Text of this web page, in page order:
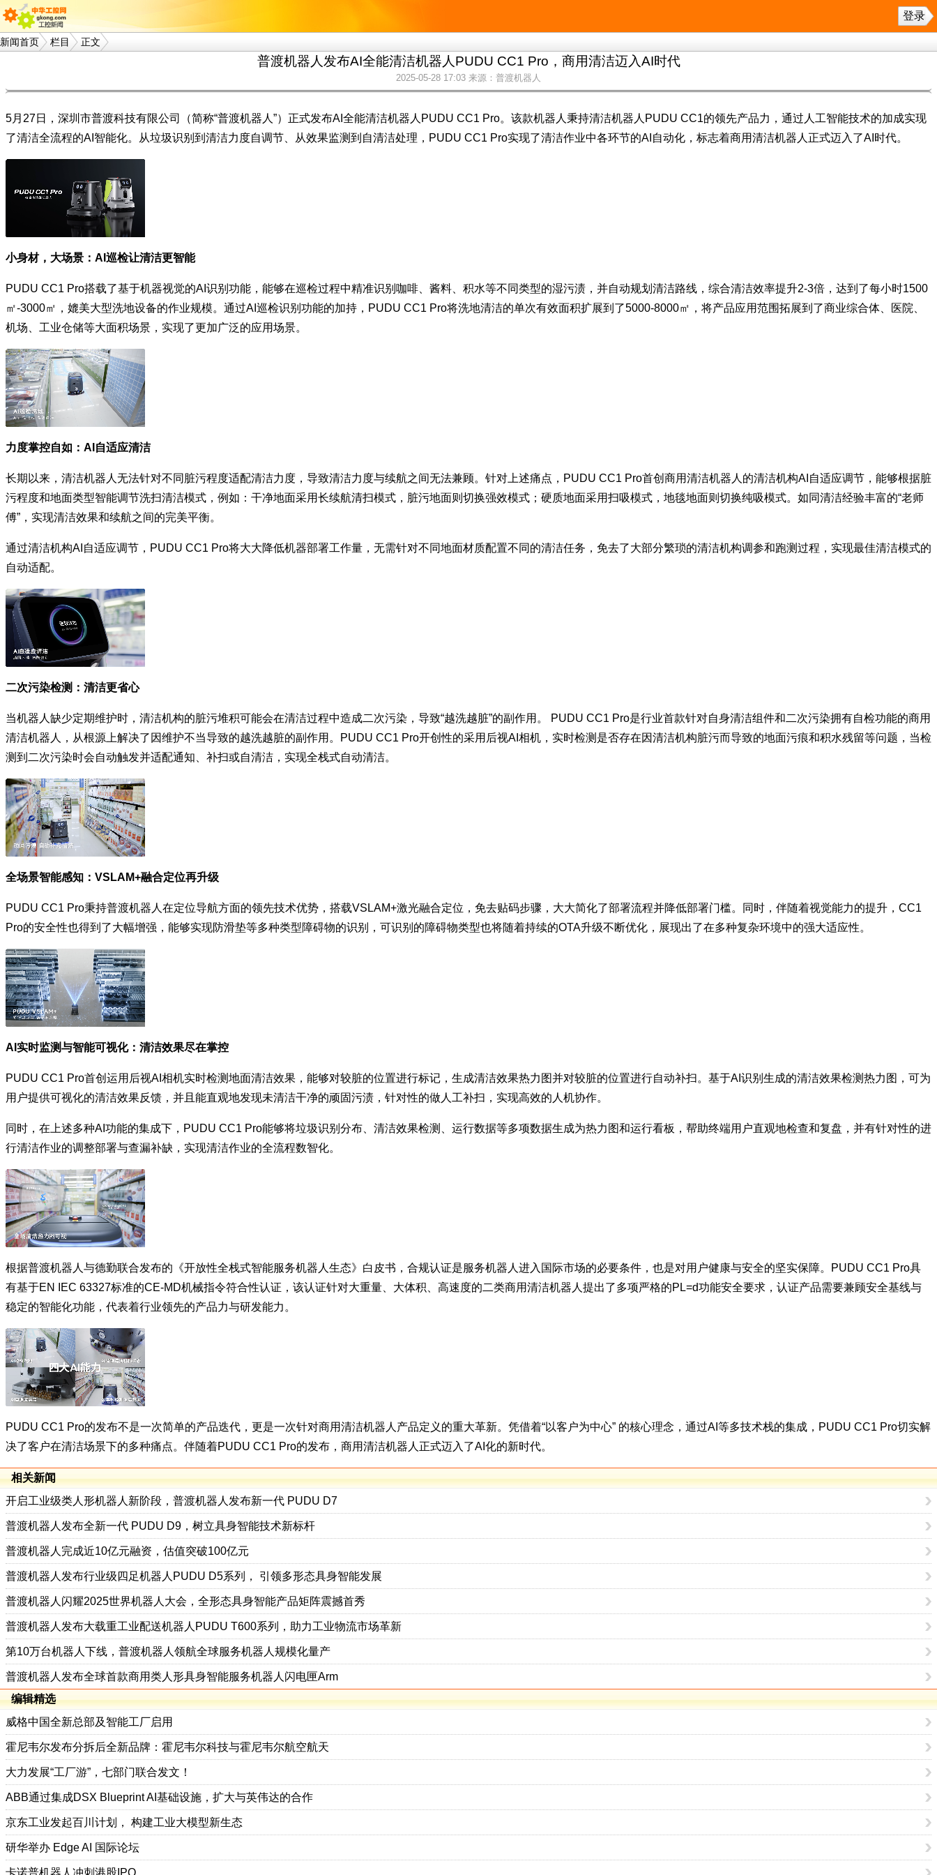
登录
新闻首页 栏目 正文
普渡机器人发布AI全能清洁机器人PUDU CC1 Pro，商用清洁迈入AI时代
2025-05-28 17:03 来源：普渡机器人
5月27日，深圳市普渡科技有限公司（简称“普渡机器人”）正式发布AI全能清洁机器人PUDU CC1 Pro。该款机器人秉持清洁机器人PUDU CC1的领先产品力，通过人工智能技术的加成实现
了清洁全流程的AI智能化。从垃圾识别到清洁力度自调节、从效果监测到自清洁处理，PUDU CC1 Pro实现了清洁作业中各环节的AI自动化，标志着商用清洁机器人正式迈入了AI时代。
小身材，大场景：AI巡检让清洁更智能
PUDU CC1 Pro搭载了基于机器视觉的AI识别功能，能够在巡检过程中精准识别咖啡、酱料、积水等不同类型的湿污渍，并自动规划清洁路线，综合清洁效率提升2-3倍，达到了每小时1500
㎡-3000㎡，媲美大型洗地设备的作业规模。通过AI巡检识别功能的加持，PUDU CC1 Pro将洗地清洁的单次有效面积扩展到了5000-8000㎡，将产品应用范围拓展到了商业综合体、医院、
机场、工业仓储等大面积场景，实现了更加广泛的应用场景。
力度掌控自如：AI自适应清洁
长期以来，清洁机器人无法针对不同脏污程度适配清洁力度，导致清洁力度与续航之间无法兼顾。针对上述痛点，PUDU CC1 Pro首创商用清洁机器人的清洁机构AI自适应调节，能够根据脏
污程度和地面类型智能调节洗扫清洁模式，例如：干净地面采用长续航清扫模式，脏污地面则切换强效模式；硬质地面采用扫吸模式，地毯地面则切换纯吸模式。如同清洁经验丰富的“老师
傅”，实现清洁效果和续航之间的完美平衡。
通过清洁机构AI自适应调节，PUDU CC1 Pro将大大降低机器部署工作量，无需针对不同地面材质配置不同的清洁任务，免去了大部分繁琐的清洁机构调参和跑测过程，实现最佳清洁模式的
自动适配。
二次污染检测：清洁更省心
当机器人缺少定期维护时，清洁机构的脏污堆积可能会在清洁过程中造成二次污染，导致“越洗越脏”的副作用。 PUDU CC1 Pro是行业首款针对自身清洁组件和二次污染拥有自检功能的商用
清洁机器人，从根源上解决了因维护不当导致的越洗越脏的副作用。PUDU CC1 Pro开创性的采用后视AI相机，实时检测是否存在因清洁机构脏污而导致的地面污痕和积水残留等问题，当检
测到二次污染时会自动触发并适配通知、补扫或自清洁，实现全栈式自动清洁。
全场景智能感知：VSLAM+融合定位再升级
PUDU CC1 Pro秉持普渡机器人在定位导航方面的领先技术优势，搭载VSLAM+激光融合定位，免去贴码步骤，大大简化了部署流程并降低部署门槛。同时，伴随着视觉能力的提升，CC1
Pro的安全性也得到了大幅增强，能够实现防滑垫等多种类型障碍物的识别，可识别的障碍物类型也将随着持续的OTA升级不断优化，展现出了在多种复杂环境中的强大适应性。
AI实时监测与智能可视化：清洁效果尽在掌控
PUDU CC1 Pro首创运用后视AI相机实时检测地面清洁效果，能够对较脏的位置进行标记，生成清洁效果热力图并对较脏的位置进行自动补扫。基于AI识别生成的清洁效果检测热力图，可为
用户提供可视化的清洁效果反馈，并且能直观地发现未清洁干净的顽固污渍，针对性的做人工补扫，实现高效的人机协作。
同时，在上述多种AI功能的集成下，PUDU CC1 Pro能够将垃圾识别分布、清洁效果检测、运行数据等多项数据生成为热力图和运行看板，帮助终端用户直观地检查和复盘，并有针对性的进
行清洁作业的调整部署与查漏补缺，实现清洁作业的全流程数智化。
根据普渡机器人与德勤联合发布的《开放性全栈式智能服务机器人生态》白皮书，合规认证是服务机器人进入国际市场的必要条件，也是对用户健康与安全的坚实保障。PUDU CC1 Pro具
有基于EN IEC 63327标准的CE-MD机械指令符合性认证，该认证针对大重量、大体积、高速度的二类商用清洁机器人提出了多项严格的PL=d功能安全要求，认证产品需要兼顾安全基线与
稳定的智能化功能，代表着行业领先的产品力与研发能力。
PUDU CC1 Pro的发布不是一次简单的产品迭代，更是一次针对商用清洁机器人产品定义的重大革新。凭借着“以客户为中心” 的核心理念，通过AI等多技术栈的集成，PUDU CC1 Pro切实解
决了客户在清洁场景下的多种痛点。伴随着PUDU CC1 Pro的发布，商用清洁机器人正式迈入了AI化的新时代。
相关新闻
开启工业级类人形机器人新阶段，普渡机器人发布新一代 PUDU D7
普渡机器人发布全新一代 PUDU D9，树立具身智能技术新标杆
普渡机器人完成近10亿元融资，估值突破100亿元
普渡机器人发布行业级四足机器人PUDU D5系列， 引领多形态具身智能发展
普渡机器人闪耀2025世界机器人大会，全形态具身智能产品矩阵震撼首秀
普渡机器人发布大载重工业配送机器人PUDU T600系列，助力工业物流市场革新
第10万台机器人下线，普渡机器人领航全球服务机器人规模化量产
普渡机器人发布全球首款商用类人形具身智能服务机器人闪电匣Arm
编辑精选
威格中国全新总部及智能工厂启用
霍尼韦尔发布分拆后全新品牌：霍尼韦尔科技与霍尼韦尔航空航天
大力发展“工厂游”，七部门联合发文！
ABB通过集成DSX Blueprint AI基础设施，扩大与英伟达的合作
京东工业发起百川计划， 构建工业大模型新生态
研华举办 Edge AI 国际论坛
卡诺普机器人冲刺港股IPO